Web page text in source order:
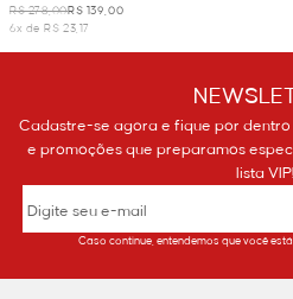
R$ 278,00R$ 139,00
6x de R$ 23,17
Cadastre-se agora e fique por
e promoções que preparamos
lista VIP!
Caso continue, entendemos que você